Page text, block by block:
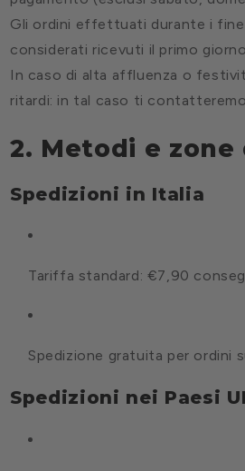
Gli ordini effettuati durante i
considerati ricevuti il primo
In caso di alta affluenza o
ritardi: in tal caso ti
2. Metodi e
Spedizioni in Italia
Tariffa standard: €7,90
Spedizione gratuita per ordini
Spedizioni nei Paesi